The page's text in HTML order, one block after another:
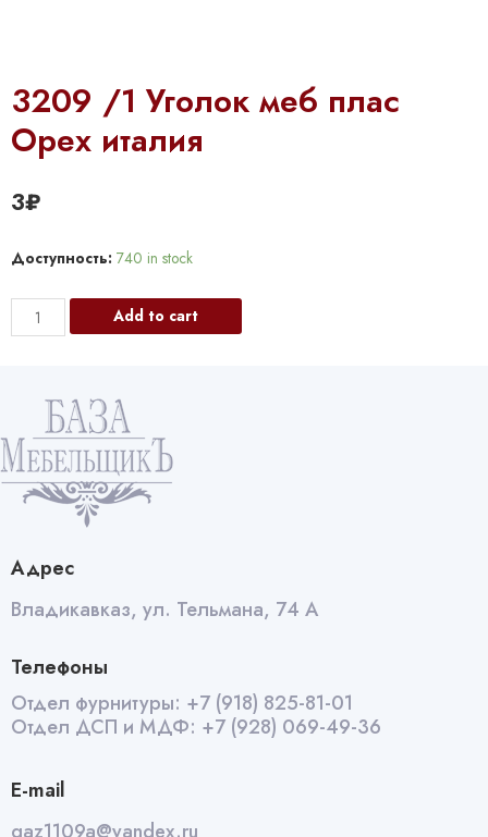
3209 /1 Уголок меб плас
Орех италия
3₽
Доступность: 740 in stock
3209
/1
Орех
италия
quantity
Add to cart
Адрес
Владикавказ, ул. Тельмана, 74 А
Телефоны
Отдел фурнитуры: +7 (918) 825-81-01
Отдел ДСП и МДФ: +7 (928) 069-49-36
E-mail